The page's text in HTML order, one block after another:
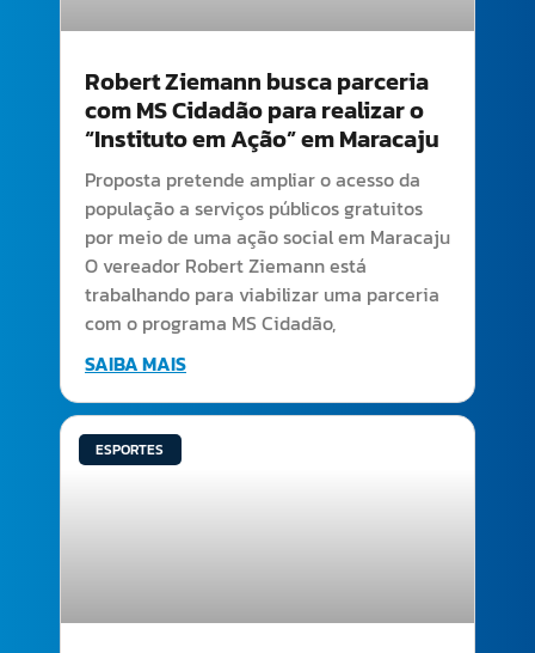
Robert Ziemann busca parceria
com MS Cidadão para realizar o
“Instituto em Ação” em Maracaju
Proposta pretende ampliar o acesso da
população a serviços públicos gratuitos
por meio de uma ação social em Maracaju
O vereador Robert Ziemann está
trabalhando para viabilizar uma parceria
com o programa MS Cidadão,
SAIBA MAIS
ESPORTES